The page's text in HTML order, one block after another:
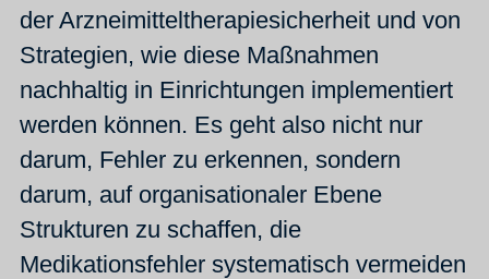
der Arzneimitteltherapiesicherheit und von
Strategien, wie diese Maßnahmen
nachhaltig in Einrichtungen implementiert
werden können. Es geht also nicht nur
darum, Fehler zu erkennen, sondern
darum, auf organisationaler Ebene
Strukturen zu schaffen, die
Medikationsfehler systematisch vermeiden